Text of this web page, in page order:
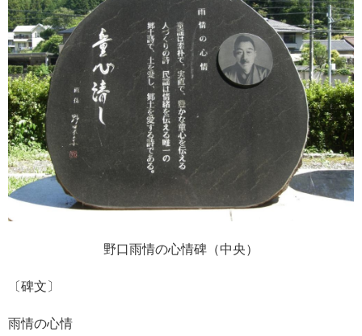
野口雨情の心情碑（中央）
〔碑文〕
雨情の心情